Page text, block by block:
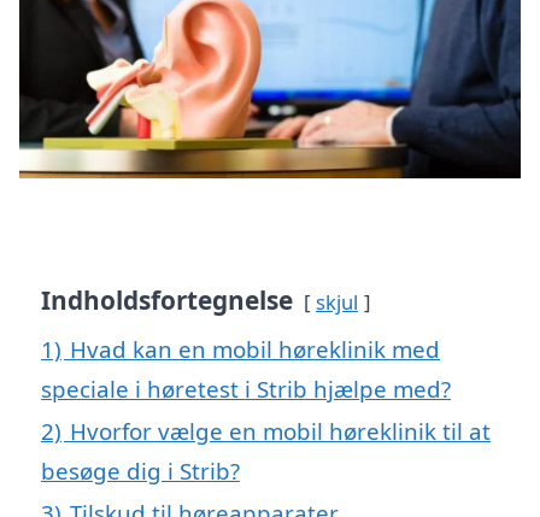
Indholdsfortegnelse skjul
1) Hvad kan en mobil høreklinik med
speciale i høretest i Strib hjælpe med?
2) Hvorfor vælge en mobil høreklinik til at
besøge dig i Strib?